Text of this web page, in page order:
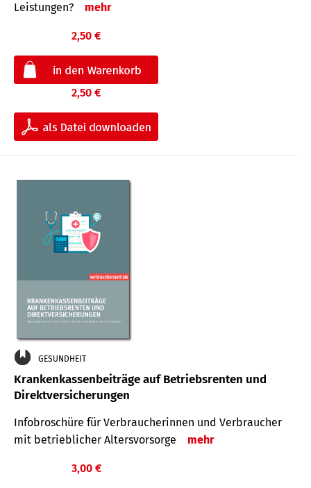
Leis­tungen?
mehr
2,50 €
2,50 €
GESUNDHEIT
Krankenkassenbeiträge auf Betriebsrenten und
Direktversicherungen
Infobroschüre für Verbraucherinnen und Verbraucher
mit betrieblicher Altersvorsorge
mehr
3,00 €